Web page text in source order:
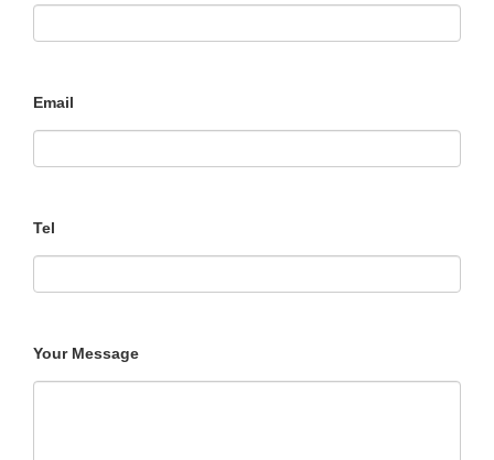
Email
Tel
Your Message